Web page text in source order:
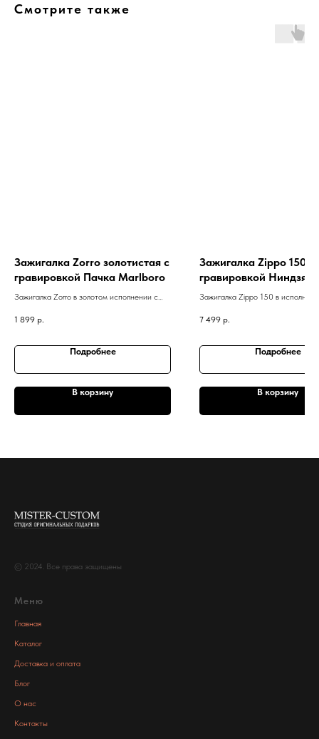
Смотрите также
Зажигалка Zorro золотистая с
гравировкой Пачка Marlboro
Зажигалка Zorro в золотом исполнении с
1 899 р.
Подробнее
В корзину
Зажигалка Zippo 150 с
гравировкой Ниндзя
Зажигалка Zippo 150 в
7 499 р.
Подробнее
В корзину
© 2024. Все права защищены
Меню
Главная
Каталог
Доставка и оплата
Блог
О нас
Контакты